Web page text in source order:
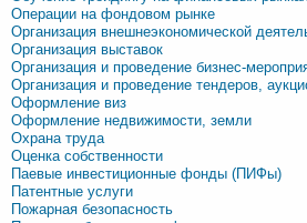
Операции на фондовом рынке
Организация внешнеэкономической
Организация выставок
Организация и проведение бизнес-
Организация и проведение тендеров,
Оформление виз
Оформление недвижимости, земли
Охрана труда
Оценка собственности
Паевые инвестиционные фонды (ПИФы)
Патентные услуги
Пожарная безопасность